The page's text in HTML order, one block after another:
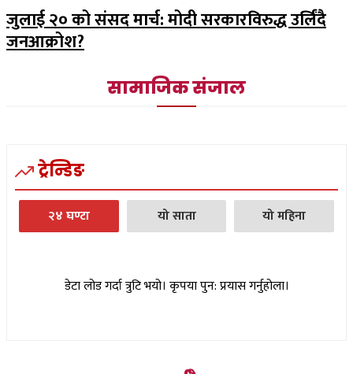
जुलाई २० को संसद मार्च: मोदी सरकारविरुद्ध उर्लिंदै
जनआक्रोश?
सामाजिक संजाल
ट्रेन्डिङ
२४ घण्टा यो साता यो महिना
डेटा लोड गर्दा त्रुटि भयो। कृपया पुन: प्रयास गर्नुहोला।